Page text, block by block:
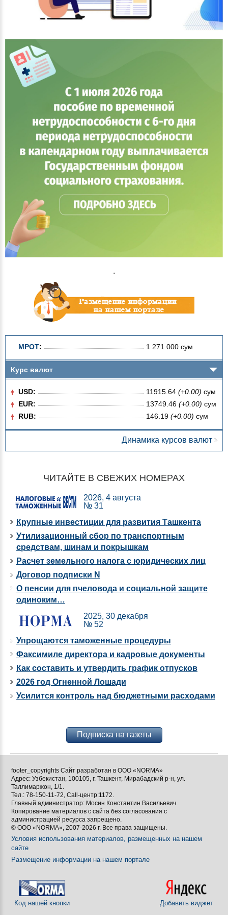
.
МРОТ: 1 271 000 сум
Курс валют
USD: 11915.64 (+0.00) сум
EUR:
13749.46 (+0.00) сум
RUB:
146.19 (+0.00) сум
Динамика курсов валют
ЧИТАЙТЕ В СВЕЖИХ НОМЕРАХ
2026, 4 августа
№ 31
Крупные инвестиции для развития Ташкента
Утилизационный сбор по транспортным
средствам, шинам и покрышкам
Расчет земельного налога с юридических лиц
Договор подписки N
О пенсии для пчеловода и социальной защите
одиноким…
2025, 30 декабря
№ 52
Упрощаются таможенные процедуры
Факсимиле директора и кадровые документы
Как составить и утвердить график отпусков
2026 год Огненной Лошади
Усилится контроль над бюджетными расходами
Подписка на газеты
footer_copyrights Сайт разработан в ООО «NORMA»
Адрес: Узбекистан, 100105, г. Ташкент, Мирабадский р-н, ул.
Таллимаржон, 1/1.
Тел.: 78-150-11-72, Call-центр:1172.
Главный администратор: Мосин Константин Васильевич.
Копирование материалов с сайта без согласования с
администрацией ресурса запрещено.
© ООО «NORMA», 2007-2026 г. Все права защищены.
Условия использования материалов, размещенных на нашем
сайте
Размещение информации на нашем портале
Код нашей кнопки Добавить виджет